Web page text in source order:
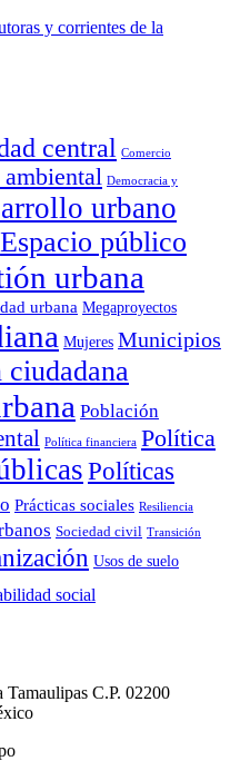
y corrientes de la
central Comercio
Democracia y
urbano
Espacio público
urbana
urbana Megaproyectos
Mujeres Municipios
Población
Política financiera Política
Políticas
Prácticas sociales Resiliencia
Sociedad civil Transición
Usos de suelo
social
C.P. 02200